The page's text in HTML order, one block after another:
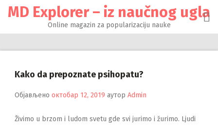
MD Explorer – iz naučnog ugla
Online magazin za popularizaciju nauke
Kako da prepoznate psihopatu?
Објављено октобар 12, 2019 аутор Admin
Živimo u brzom i ludom svetu gde svi jurimo i žurimo. Ljudi